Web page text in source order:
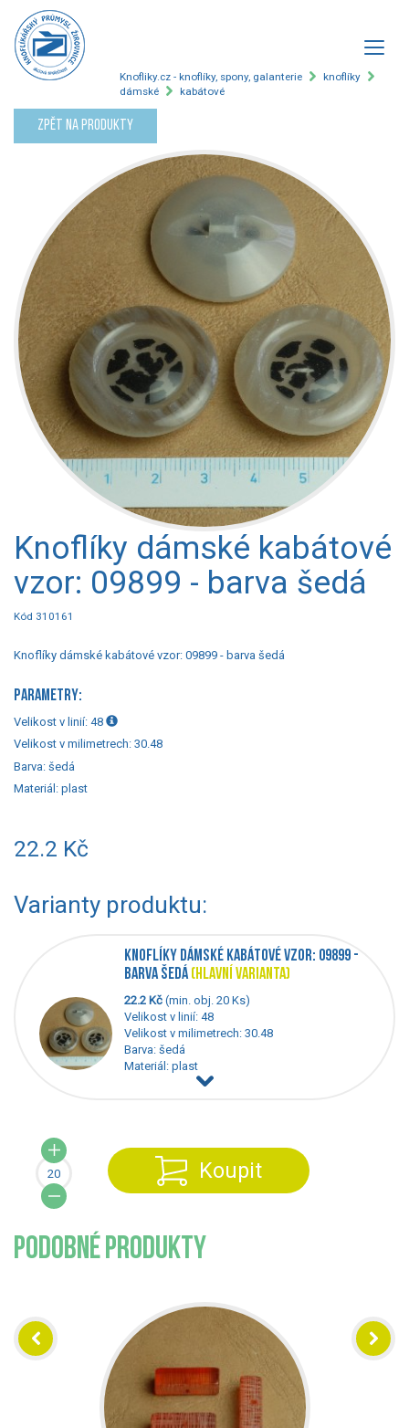
Knofliky.cz - knoflíky, spony, galanterie
knoflíky
dámské
kabátové
Zpět na produkty
Knoflíky dámské kabátové
vzor: 09899 - barva šedá
Kód 310161
Knoflíky dámské kabátové vzor: 09899 - barva šedá
PARAMETRY:
Velikost v linií: 48
Velikost v milimetrech: 30.48
Barva: šedá
Materiál: plast
22.2 Kč
Varianty produktu:
KNOFLÍKY DÁMSKÉ KABÁTOVÉ VZOR: 09899 -
BARVA ŠEDÁ(HLAVNÍ VARIANTA)
22.2 Kč (min. obj. 20 Ks)
Velikost v linií: 48
Velikost v milimetrech: 30.48
Barva: šedá
Materiál: plast
Koupit
PODOBNÉ PRODUKTY